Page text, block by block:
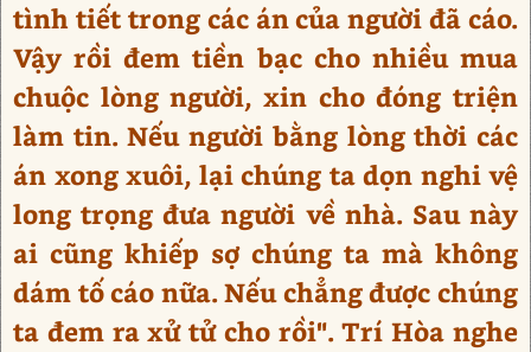
tình tiết trong các án của người đã cáo.
Vậy rồi đem tiền bạc cho nhiều mua
chuộc lòng người, xin cho đóng triện
làm tin. Nếu người bằng lòng thời các
án xong xuôi, lại chúng ta dọn nghi vệ
long trọng đưa người về nhà. Sau này
ai cũng khiếp sợ chúng ta mà không
dám tố cáo nữa. Nếu chẳng được chúng
ta đem ra xử tử cho rồi". Trí Hòa nghe